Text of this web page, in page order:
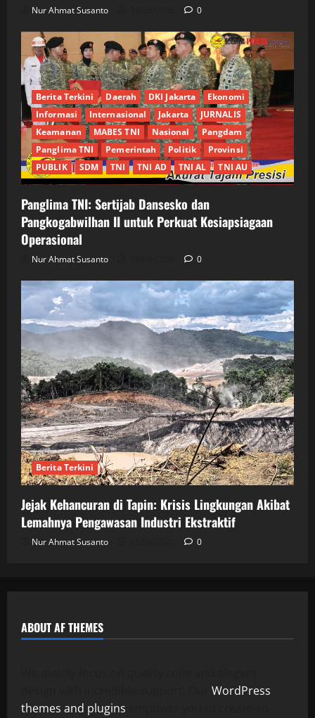
Nur Ahmat Susanto 0
Berita Terkini Daerah DKI Jakarta
Ekonomi
Informasi
Internasional Jakarta
JURNALIS
Keamanan
MABES TNI Nasional
Pangdam
Panglima TNI
Pemerintah Politik
Provinsi
PUBLIK
SDM TNI TNI AD TNI AL TNI AU
Panglima TNI: Sertijab Dansesko dan
Pangkogabwilhan II untuk Perkuat Kesiapsiagaan
Operasional
Nur Ahmat Susanto 0
Berita Terkini
Jejak Kehancuran di Tapin: Krisis Lingkungan Akibat
Lemahnya Pengawasan Industri Ekstraktif
Nur Ahmat Susanto 0
ABOUT AF THEMES
WordPress
themes and plugins